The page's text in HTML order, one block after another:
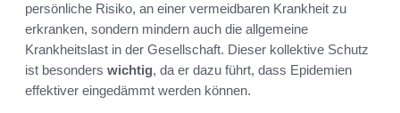
persönliche Risiko, an einer vermeidbaren Krankheit zu
erkranken, sondern mindern auch die allgemeine
Krankheitslast in der Gesellschaft. Dieser kollektive Schutz
ist besonders wichtig, da er dazu führt, dass Epidemien
effektiver eingedämmt werden können.